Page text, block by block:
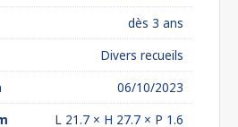
dès 3 ans
Divers recueils
06/10/2023
L 21.7 × H 27.7 × P 1.6